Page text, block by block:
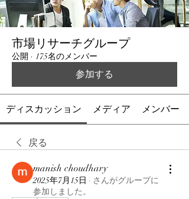
市場リサーチグループ
公開 · 175名のメンバー
参加する
ディスカッション メディア メンバー
戻る
manish choudhary
2025年7月15日 · さんがグループに
参加しました。